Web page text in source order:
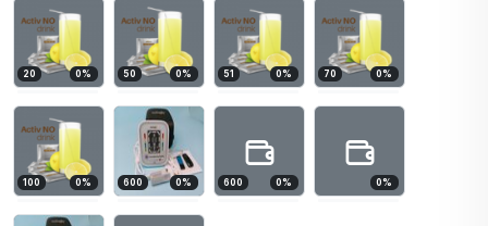
20 0% 50 0% 51 0% 70 0%
100 0% 600 0% 600 0% 0%